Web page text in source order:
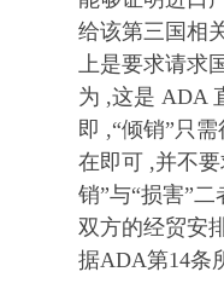
给该第三国相
上是要求请求
为 ,这是 ADA
即 ,“倾销”只
在即可 ,并不
销”与“损害”
双方的经贸安
据ADA第14条